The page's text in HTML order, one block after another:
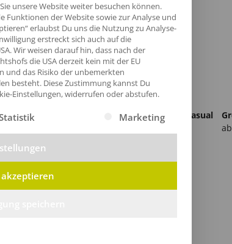
Jeans RF Care
Greiff Damen-Jeans RF Casual
ab
unsere Website weiter besuchen können.
Funktionen der Website sowie zur Analyse und
erlaubst Du uns die Nutzung zu Analyse-
erstreckt sich auch auf die
Wir weisen darauf hin, dass nach der
die USA derzeit kein mit der EU
und das Risiko der unbemerkten
besteht. Diese Zustimmung kannst Du
Einstellungen, widerrufen oder abstufen.
für die eine Einwilligung erteilt werden kann.
Marketing